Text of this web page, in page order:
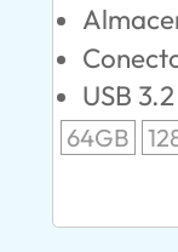
USB
64GB